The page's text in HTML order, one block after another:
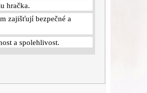
hračka.
zajišťují bezpečné a
a spolehlivost.